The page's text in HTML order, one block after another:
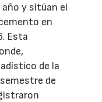
y sitúan el
en
Esta
de la
de